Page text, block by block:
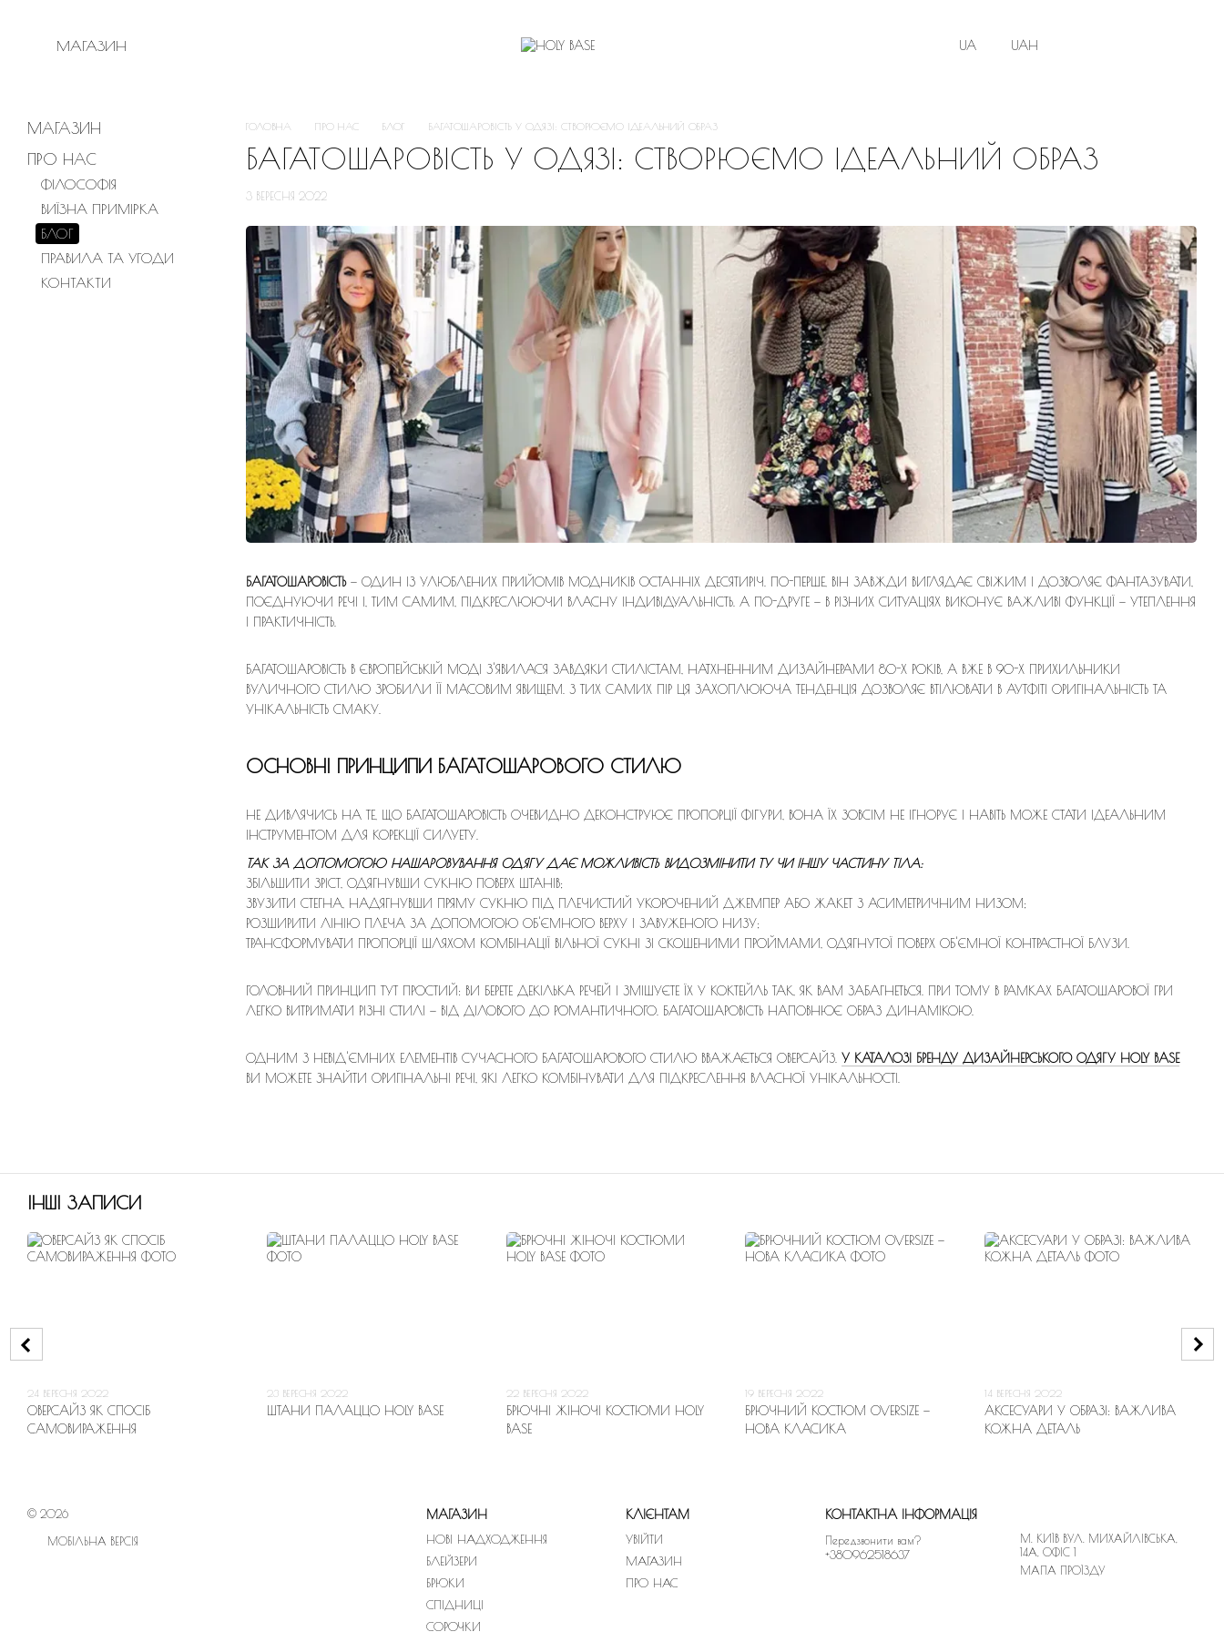
МАГАЗИН UA UAH
ГОЛОВНА ПРО НАС БЛОГ БАГАТОШАРОВІСТЬ У ОДЯЗІ: СТВОРЮЄМО ІДЕАЛЬНИЙ ОБРАЗ
БАГАТОШАРОВІСТЬ У ОДЯЗІ: СТВОРЮЄМО ІДЕАЛЬНИЙ ОБРАЗ
3 ВЕРЕСНЯ 2022
БАГАТОШАРОВІСТЬ— ОДИН ІЗ УЛЮБЛЕНИХ ПРИЙОМІВ МОДНИКІВ ОСТАННІХ ДЕСЯТИРІЧ. ПО-ПЕРШЕ, ВІН ЗАВЖДИ ВИГЛЯДАЄ СВІЖИМ І ДОЗВОЛЯЄ ФАНТАЗУВАТИ,
ПОЄДНУЮЧИ РЕЧІ І, ТИМ САМИМ, ПІДКРЕСЛЮЮЧИ ВЛАСНУ ІНДИВІДУАЛЬНІСТЬ. А ПО-ДРУГЕ — В РІЗНИХ СИТУАЦІЯХ ВИКОНУЄ ВАЖЛИВІ ФУНКЦІЇ — УТЕПЛЕННЯ
І ПРАКТИЧНІСТЬ.
БАГАТОШАРОВІСТЬ В ЄВРОПЕЙСЬКІЙ МОДІ З'ЯВИЛАСЯ ЗАВДЯКИ СТИЛІСТАМ, НАТХНЕННИМ ДИЗАЙНЕРАМИ 80-Х РОКІВ, А ВЖЕ В 90-Х ПРИХИЛЬНИКИ
ВУЛИЧНОГО СТИЛЮ ЗРОБИЛИ ЇЇ МАСОВИМ ЯВИЩЕМ. З ТИХ САМИХ ПІР ЦЯ ЗАХОПЛЮЮЧА ТЕНДЕНЦІЯ ДОЗВОЛЯЄ ВТІЛЮВАТИ В АУТФІТІ ОРИГІНАЛЬНІСТЬ ТА
УНІКАЛЬНІСТЬ СМАКУ.
ОСНОВНІ ПРИНЦИПИ БАГАТОШАРОВОГО СТИЛЮ
НЕ ДИВЛЯЧИСЬ НА ТЕ, ЩО БАГАТОШАРОВІСТЬ ОЧЕВИДНО ДЕКОНСТРУЮЄ ПРОПОРЦІЇ ФІГУРИ, ВОНА ЇХ ЗОВСІМ НЕ ІГНОРУЄ І НАВІТЬ МОЖЕ СТАТИ ІДЕАЛЬНИМ
ІНСТРУМЕНТОМ ДЛЯ КОРЕКЦІЇ СИЛУЕТУ.
ТАК ЗА ДОПОМОГОЮ НАШАРОВУВАННЯ ОДЯГУ ДАЄ МОЖЛИВІСТЬ ВИДОЗМІНИТИ ТУ ЧИ ІНШУ ЧАСТИНУ ТІЛА:
ЗБІЛЬШИТИ ЗРІСТ, ОДЯГНУВШИ СУКНЮ ПОВЕРХ ШТАНІВ;
ЗВУЗИТИ СТЕГНА, НАДЯГНУВШИ ПРЯМУ СУКНЮ ПІД ПЛЕЧИСТИЙ УКОРОЧЕНИЙ ДЖЕМПЕР АБО ЖАКЕТ З АСИМЕТРИЧНИМ НИЗОМ;
РОЗШИРИТИ ЛІНІЮ ПЛЕЧА ЗА ДОПОМОГОЮ ОБ'ЄМНОГО ВЕРХУ І ЗАВУЖЕНОГО НИЗУ;
ТРАНСФОРМУВАТИ ПРОПОРЦІЇ ШЛЯХОМ КОМБІНАЦІЇ ВІЛЬНОЇ СУКНІ ЗІ СКОШЕНИМИ ПРОЙМАМИ, ОДЯГНУТОЇ ПОВЕРХ ОБ'ЄМНОЇ КОНТРАСТНОЇ БЛУЗИ.
ГОЛОВНИЙ ПРИНЦИП ТУТ ПРОСТИЙ: ВИ БЕРЕТЕ ДЕКІЛЬКА РЕЧЕЙ І ЗМІШУЄТЕ ЇХ У КОКТЕЙЛЬ ТАК, ЯК ВАМ ЗАБАГНЕТЬСЯ. ПРИ ТОМУ В РАМКАХ БАГАТОШАРОВОЇ ГРИ
ЛЕГКО ВИТРИМАТИ РІЗНІ СТИЛІ — ВІД ДІЛОВОГО ДО РОМАНТИЧНОГО. БАГАТОШАРОВІСТЬ НАПОВНЮЄ ОБРАЗ ДИНАМІКОЮ.
ОДНИМ З НЕВІД'ЄМНИХ ЕЛЕМЕНТІВ СУЧАСНОГО БАГАТОШАРОВОГО СТИЛЮ ВВАЖАЄТЬСЯ ОВЕРСАЙЗ. У КАТАЛОЗІ БРЕНДУ ДИЗАЙНЕРСЬКОГО ОДЯГУ HOLY BASE
ВИ МОЖЕТЕ ЗНАЙТИ ОРИГІНАЛЬНІ РЕЧІ, ЯКІ ЛЕГКО КОМБІНУВАТИ ДЛЯ ПІДКРЕСЛЕННЯ ВЛАСНОЇ УНІКАЛЬНОСТІ.
МАГАЗИН
ПРО НАС
ФІЛОСОФІЯ
ВИЇЗНА ПРИМІРКА
БЛОГ
ПРАВИЛА ТА УГОДИ
КОНТАКТИ
ІНШІ ЗАПИСИ
24 ВЕРЕСНЯ 2022
ОВЕРСАЙЗ ЯК СПОСІБ
САМОВИРАЖЕННЯ
23 ВЕРЕСНЯ 2022
ШТАНИ ПАЛАЦЦО HOLY BASE
22 ВЕРЕСНЯ 2022
БРЮЧНІ ЖІНОЧІ КОСТЮМИ HOLY
BASE
19 ВЕРЕСНЯ 2022
БРЮЧНИЙ КОСТЮМ OVERSIZE —
НОВА КЛАСИКА
14 ВЕРЕСНЯ 2022
АКСЕСУАРИ У ОБРАЗІ: ВАЖЛИВА
КОЖНА ДЕТАЛЬ
© 2026
МОБІЛЬНА ВЕРСІЯ
МАГАЗИН
НОВІ НАДХОДЖЕННЯ
БЛЕЙЗЕРИ
БРЮКИ
СПІДНИЦІ
СОРОЧКИ
КЛІЄНТАМ
УВІЙТИ
МАГАЗИН
ПРО НАС
КОНТАКТНА ІНФОРМАЦІЯ
Передзвонити вам?
+380962518637
М. КИЇВ ВУЛ. МИХАЙЛІВСЬКА,
14A, ОФІС 1
МАПА ПРОЇЗДУ